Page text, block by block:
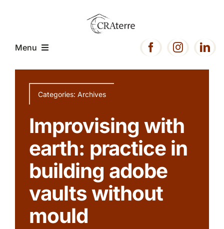
Menu
Accueil
Présentation
Expertise
Ressources
Categories: Archives
Improvising with
earth: practice in
building adobe
vaults without
mould